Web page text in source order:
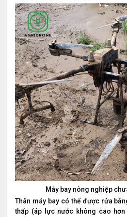
Máy bay nông nghiệp
Thân máy bay có thể được rửa
thấp (áp lực nước không cao